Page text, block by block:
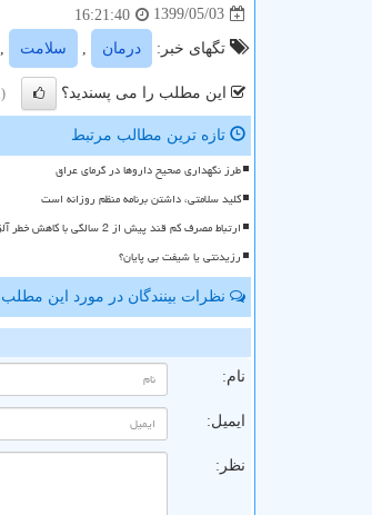
1399/05/03
16:21:40
تگهای خبر: درمان سلامت
این مطلب را می پسندید؟ (1)
تازه ترین مطالب مرتبط
طرز نگهداری صحیح داروها در گرمای عراق
کلید سلامتی، داشتن برنامه منظم روزانه است
ارتباط مصرف کم قند پیش از 2 سالگی با کاهش خطر آلزایمر
رزیدنتی یا شیفت بی پایان؟
نظرات بینندگان در مورد این مطلب
نام:
ایمیل:
نظر: